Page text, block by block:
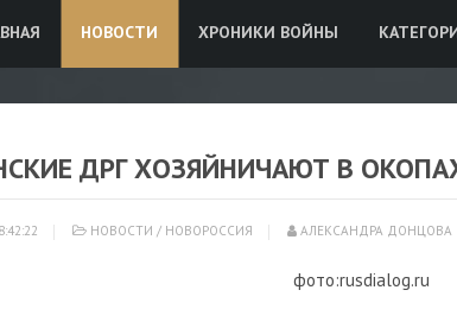
НОВОСТИ ХРОНИКИ ВОЙНЫ
ДРГ ХОЗЯЙНИЧАЮТ В
НОВОСТИ / НОВОРОССИЯ АЛЕКСАНДРА ДОНЦОВА
фото:rusdialog.ru